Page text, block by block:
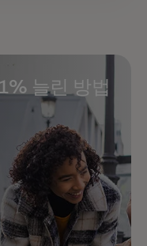
늘린 방법